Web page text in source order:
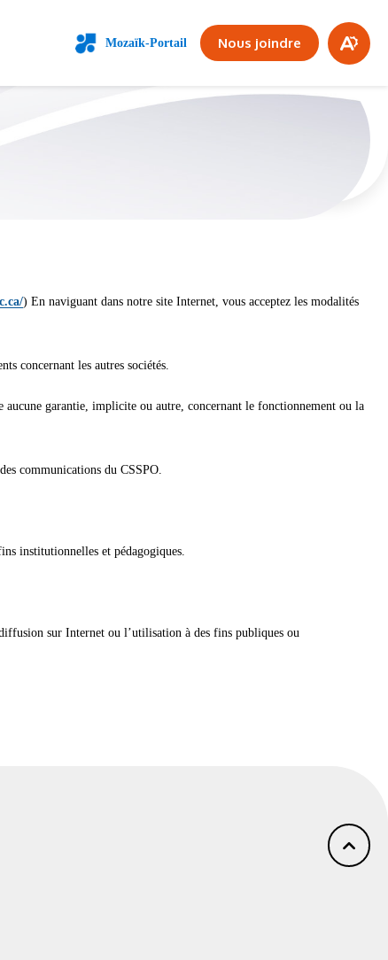
Mozaïk-Portail Nous joindre
Ouvrir
la la
VIE SCOLAIRE
) En naviguant dans notre site Internet, vous acceptez les modalités
concernant les autres sociétés.
aucune garantie, implicite ou autre, concernant le fonctionnement ou la
communications du CSSPO.
institutionnelles et pédagogiques.
sur Internet ou l’utilisation à des fins publiques ou